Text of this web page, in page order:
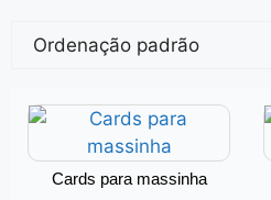
Cards para massinha